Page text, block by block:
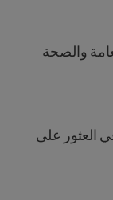
والصحة
العثور على